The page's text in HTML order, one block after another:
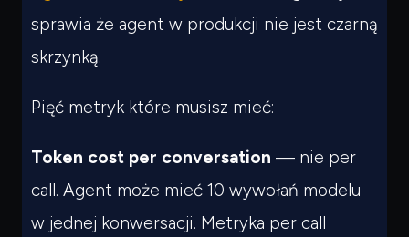
sprawia że agent w produkcji nie jest czarną
skrzynką.
Pięć metryk które musisz mieć:
Token cost per conversation — nie per
call. Agent może mieć 10 wywołań modelu
w jednej konwersacji. Metryka per call